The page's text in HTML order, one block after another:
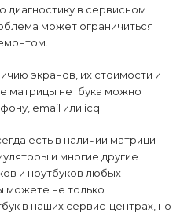
диагностику в сервисном
может ограничиться
экранов, их стоимости и
матрицы нетбука можно
email или icq.
есть в наличии матрици
и многие другие
и ноутбуков любых
можете не только
в наших сервис-центрах, но